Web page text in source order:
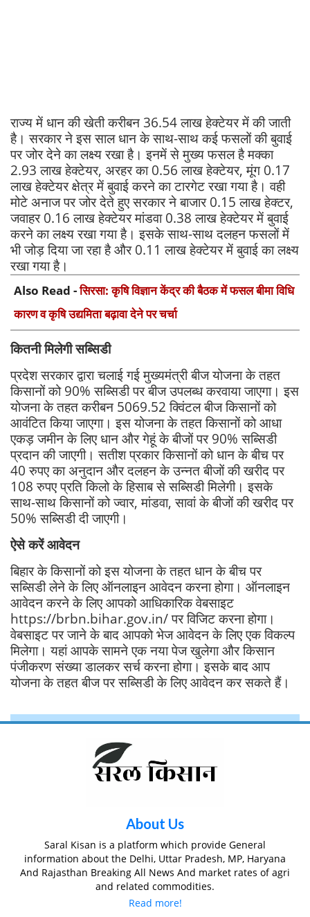
राज्य में धान की खेती करीबन 36.54 लाख हेक्टेयर में की जाती
है। सरकार ने इस साल धान के साथ-साथ कई फसलों की बुवाई
पर जोर देने का लक्ष्य रखा है। इनमें से मुख्य फसल है मक्का
2.93 लाख हेक्टेयर, अरहर का 0.56 लाख हेक्टेयर, मूंग 0.17
लाख हेक्टेयर क्षेत्र में बुवाई करने का टारगेट रखा गया है। वही
मोटे अनाज पर जोर देते हुए सरकार ने बाजार 0.15 लाख हेक्टर,
जवाहर 0.16 लाख हेक्टेयर मांडवा 0.38 लाख हेक्टेयर में बुवाई
करने का लक्ष्य रखा गया है। इसके साथ-साथ दलहन फसलों में
भी जोड़ दिया जा रहा है और 0.11 लाख हेक्टेयर में बुवाई का लक्ष्य
रखा गया है।
Also Read -सिरसा: कृषि विज्ञान केंद्र की बैठक में फसल बीमा विधि
कारण व कृषि उद्यमिता बढ़ावा देने पर चर्चा
कितनी मिलेगी सब्सिडी
प्रदेश सरकार द्वारा चलाई गई मुख्यमंत्री बीज योजना के तहत
किसानों को 90% सब्सिडी पर बीज उपलब्ध करवाया जाएगा। इस
योजना के तहत करीबन 5069.52 क्विंटल बीज किसानों को
आवंटित किया जाएगा। इस योजना के तहत किसानों को आधा
एकड़ जमीन के लिए धान और गेहूं के बीजों पर 90% सब्सिडी
प्रदान की जाएगी। सतीश प्रकार किसानों को धान के बीच पर
40 रुपए का अनुदान और दलहन के उन्नत बीजों की खरीद पर
108 रुपए प्रति किलो के हिसाब से सब्सिडी मिलेगी। इसके
साथ-साथ किसानों को ज्वार, मांडवा, सावां के बीजों की खरीद पर
50% सब्सिडी दी जाएगी।
ऐसे करें आवेदन
बिहार के किसानों को इस योजना के तहत धान के बीच पर
सब्सिडी लेने के लिए ऑनलाइन आवेदन करना होगा। ऑनलाइन
आवेदन करने के लिए आपको आधिकारिक वेबसाइट
https://brbn.bihar.gov.in/ पर विजिट करना होगा।
वेबसाइट पर जाने के बाद आपको भेज आवेदन के लिए एक विकल्प
मिलेगा। यहां आपके सामने एक नया पेज खुलेगा और किसान
पंजीकरण संख्या डालकर सर्च करना होगा। इसके बाद आप
योजना के तहत बीज पर सब्सिडी के लिए आवेदन कर सकते हैं।
About Us
Saral Kisan is a platform which provide General
information about the Delhi, Uttar Pradesh, MP, Haryana
And Rajasthan Breaking All News And market rates of agri
and related commodities.
Read more!